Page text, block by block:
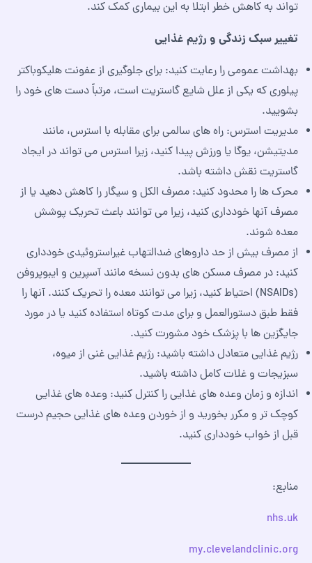
تواند به کاهش خطر ابتلا به این بیماری کمک کند.
تغییر سبک زندگی و رژیم غذایی
بهداشت عمومی را رعایت کنید: برای جلوگیری از عفونت هلیکوباکتر
پیلوری که یکی از علل شایع گاستریت است، مرتباً دست‌ های خود را
بشویید.
مدیریت استرس: راه‌ های سالمی برای مقابله با استرس، مانند
مدیتیشن، یوگا یا ورزش پیدا کنید، زیرا استرس می‌ تواند در ایجاد
گاستریت نقش داشته باشد.
محرک‌ ها را محدود کنید: مصرف الکل و سیگار را کاهش دهید یا از
مصرف آنها خودداری کنید، زیرا می‌ توانند باعث تحریک پوشش
معده شوند.
از مصرف بیش از حد داروهای ضدالتهاب غیراستروئیدی خودداری
کنید: در مصرف مسکن‌ های بدون نسخه مانند آسپرین و ایبوپروفن
(NSAIDs) احتیاط کنید، زیرا می‌ توانند معده را تحریک کنند. آنها را
فقط طبق دستورالعمل و برای مدت کوتاه استفاده کنید یا در مورد
جایگزین‌ ها با پزشک خود مشورت کنید.
رژیم غذایی متعادل داشته باشید: رژیم غذایی غنی از میوه،
سبزیجات و غلات کامل داشته باشید.
اندازه و زمان وعده‌ های غذایی را کنترل کنید: وعده‌ های غذایی
کوچک‌ تر و مکرر بخورید و از خوردن وعده‌ های غذایی حجیم درست
قبل از خواب خودداری کنید.
منابع:
nhs.uk
my.clevelandclinic.org